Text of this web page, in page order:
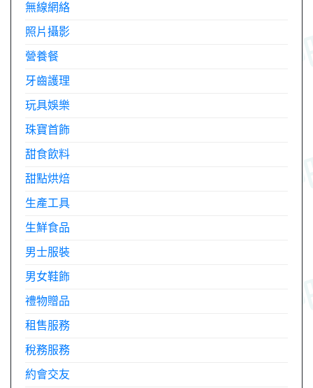
無線網絡
照片攝影
營養餐
牙齒護理
玩具娛樂
珠寶首飾
甜食飲料
甜點烘焙
生產工具
生鮮食品
男士服裝
男女鞋飾
禮物贈品
租售服務
稅務服務
約會交友